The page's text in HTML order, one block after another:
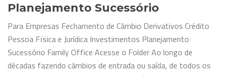
Planejamento Sucessório
Para Empresas Fechamento de Câmbio Derivativos Crédito
Pessoa Fïsica e Jurídica Investimentos Planejamento
Sucessório Family Office Acesse o Folder Ao longo de
décadas fazendo câmbios de entrada ou saída, de todos os